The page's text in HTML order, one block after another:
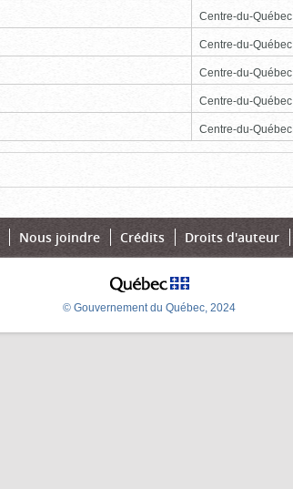
Centre-du-Québec
Centre-du-Québec
Centre-du-Québec
Centre-du-Québec
Centre-du-Québec
Nous joindre Crédits Droits d'auteur
© Gouvernement du Québec, 2024